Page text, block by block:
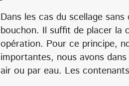
Dans les cas du scellage
bouchon. Il suffit de placer la
opération. Pour ce principe,
importantes, nous avons
air ou par eau. Les